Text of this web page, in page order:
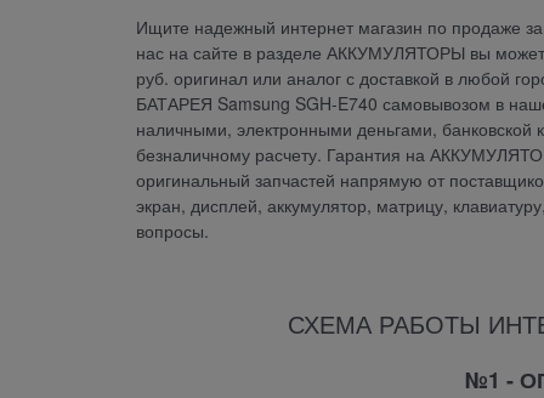
Ищите надежный интернет магазин по продаже
нас на сайте в разделе АККУМУЛЯТОРЫ вы
руб. оригинал или аналог с доставкой в любой
БАТАРЕЯ Samsung SGH-E740 самовывозом в
наличными, электронными деньгами,
безналичному расчету. Гарантия на
оригинальный запчастей напрямую от
экран, дисплей, аккумулятор, матрицу,
вопросы.
СХЕМА РАБОТЫ
№1 -